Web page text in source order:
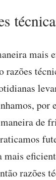
mais
razões
por
de
mais
razões